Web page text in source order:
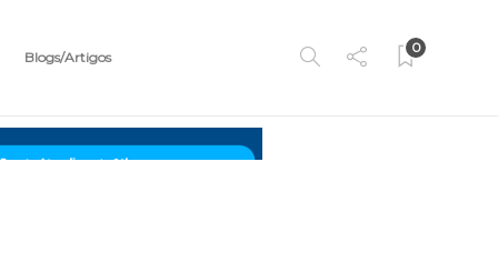
Blogs/Artigos
0